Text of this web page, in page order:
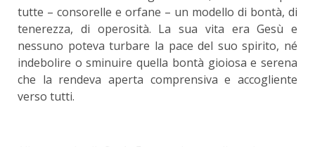
tutte – consorelle e orfane – un modello di bontà, di
tenerezza, di operosità. La sua vita era Gesù e
nessuno poteva turbare la pace del suo spirito, né
indebolire o sminuire quella bontà gioiosa e serena
che la rendeva aperta comprensiva e accogliente
verso tutti.